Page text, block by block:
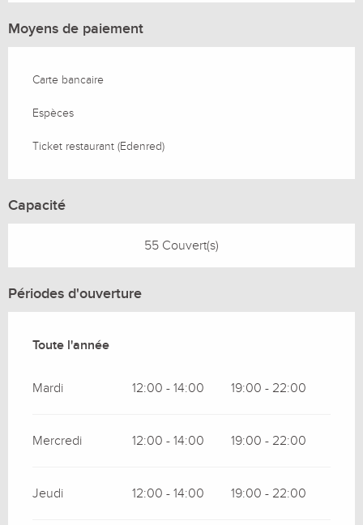
Moyens de paiement
Carte bancaire
Espèces
Ticket restaurant (Edenred)
Capacité
55 Couvert(s)
Périodes d'ouverture
Toute l'année
Toute l'année
Mardi 12:00 - 14:00 19:00 - 22:00
Mercredi 12:00 - 14:00 19:00 - 22:00
Jeudi 12:00 - 14:00 19:00 - 22:00